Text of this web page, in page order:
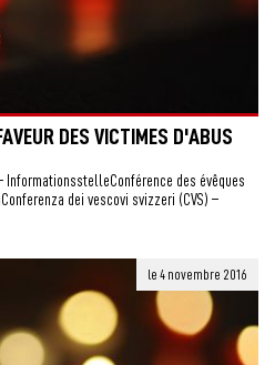
DES VICTIMES D'ABUS
InformationsstelleConférence des évêques
dei vescovi svizzeri (CVS) –
le 4 novembre 2016